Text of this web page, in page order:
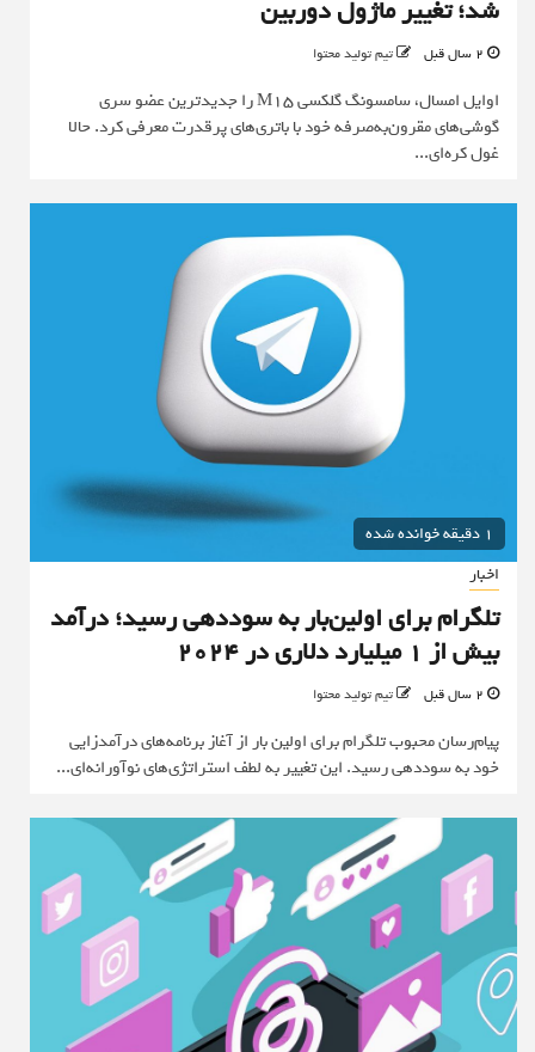
شد؛ تغییر ماژول دوربین
تیم تولید محتوا
اوایل امسال، سامسونگ گلکسی M15 را جدیدترین عضو سری
گوشی‌های مقرون‌به‌صرفه خود با باتری‌های پرقدرت معرفی کرد. حالا
غول کره‌ای...
1 دقیقه خوانده شده
اخبار
تلگرام برای اولین‌بار به سوددهی رسید؛ درآمد
بیش از 1 میلیارد دلاری در 2024
تیم تولید محتوا
پیام‌رسان محبوب تلگرام برای اولین بار از آغاز برنامه‌های درآمدزایی
خود به سوددهی رسید. این تغییر به‌ لطف استراتژی‌های نوآورانه‌ای...